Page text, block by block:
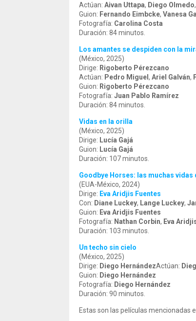
Actúan: Aivan Uttapa, Diego Olmedo,
Guion: Fernando Eimbcke, Vanesa
Fotografía: Carolina Costa
Duración: 84 minutos.
Los amantes se despiden con la
(México, 2025)
Dirige: Rigoberto Pérezcano
Actúan: Pedro Miguel , Ariel Galván,
Guion: Rigoberto Pérezcano
Fotografía: Juan Pablo Ramírez
Duración: 84 minutos.
Vidas en la orilla
(México, 2025)
Dirige: Lucía Gajá
Guion: Lucía Gajá
Duración: 107 minutos.
Goodbye Horses: las muchas vidas
(EUA-México, 2024)
Dirige: Eva Aridjis Fuentes
Con: Diane Luckey, Lange Luckey,
Guion: Eva Aridjis Fuentes
Fotografía: Nathan Corbin, Eva
Duración: 103 minutos.
Un techo sin cielo
(México, 2025)
Dirige: Diego HernándezActúan:
Guion: Diego Hernández
Fotografía: Diego Hernández
Duración: 90 minutos.
Estas son las películas mencionadas